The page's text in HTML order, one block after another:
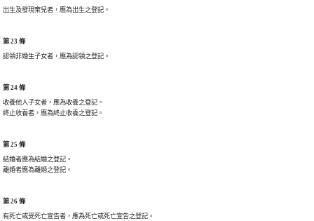
出生及發現棄兒者，應為出生之登記。
第 23 條
認領非婚生子女者，應為認領之登記。
第 24 條
收養他人子女者，應為收養之登記。
終止收養者，應為終止收養之登記。
第 25 條
結婚者應為結婚之登記。
離婚者應為離婚之登記。
第 26 條
有死亡或受死亡宣告者，應為死亡或死亡宣告之登記。